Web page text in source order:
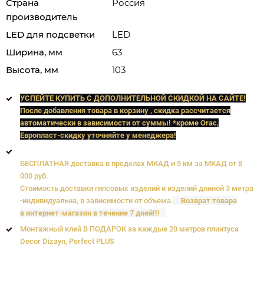
Страна
производитель
Россия
LED для подсветки
LED
Ширина, мм
63
Высота, мм
103
УСПЕЙТЕ КУПИТЬ C ДОПОЛНИТЕЛЬНОЙ СКИДКОЙ НА САЙТЕ!
После добавления товара в корзину , скидка рассчитается
автоматически в зависимости от суммы! *кроме Orac,
Европласт-скидку уточняйте у менеджера!
БЕСПЛАТНАЯ доставка в пределах МКАД и 5 км за МКАД от 8
000 руб.
Стоимость доставки гипсовых изделий и изделий длиной 3 метра
-индивидуальна, в зависимости от объема.
Возврат товара
в интернет-магазин в течение 7 дней!!!
Монтажный клей В ПОДАРОК за каждые 20 метров плинтуса
Decor Dizayn, Perfect PLUS